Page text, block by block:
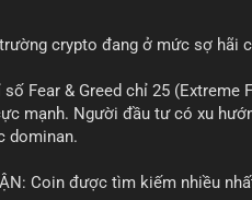
crypto đang ở mức sợ hãi
Fear & Greed chỉ 25 (Extreme
mạnh. Người đầu tư có xu
dominan.
Coin được tìm kiếm nhiều